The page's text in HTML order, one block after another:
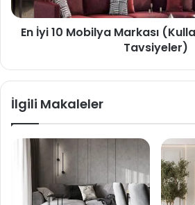
En İyi 10 Mobilya Markası
Tavsiyeler)
İlgili Makaleler